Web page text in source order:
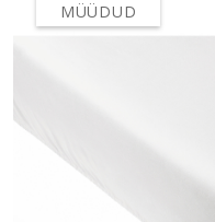
MÜÜDUD